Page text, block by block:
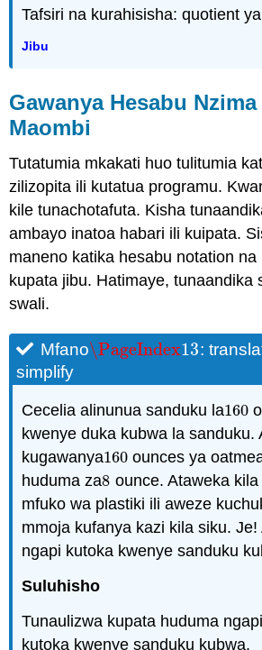
Tafsiri na kurahisisha: quotient ya
Jibu
Gawanya Hesabu
Maombi
Tutatumia mkakati huo tulitumia
zilizopita ili kutatua programu.
kile tunachotafuta. Kisha
ambayo inatoa habari ili kuipata.
maneno katika hesabu notation na
kupata jibu. Hatimaye, tunaandika
swali.
Mfano\PageIndex13
\PageIndex13:
simplify
Cecelia alinunua sanduku la160
160
kwenye duka kubwa la sanduku.
kugawanya160
160 ounces ya
huduma za8
8 ounce. Ataweka
mfuko wa plastiki ili aweze
mmoja kufanya kazi kila siku.
ngapi kutoka kwenye sanduku
Suluhisho
Tunaulizwa kupata huduma
kutoka kwenye sanduku kubwa.